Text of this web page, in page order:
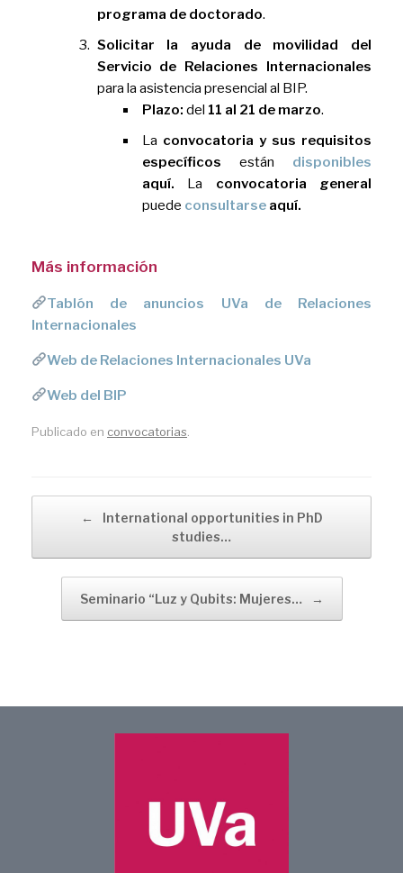
programa de doctorado.
Solicitar la ayuda de movilidad del
Servicio de Relaciones Internacionales
para la asistencia presencial al BIP.
Plazo: del 11 al 21 de marzo.
La convocatoria y sus requisitos
específicos están disponibles
aquí. La convocatoria general
puede consultarse aquí.
Más información
Tablón de anuncios UVa de Relaciones
Internacionales
Web de Relaciones Internacionales UVa
Web del BIP
Publicado en convocatorias.
←
International opportunities in PhD
studies…
Seminario “Luz y Qubits: Mujeres… →